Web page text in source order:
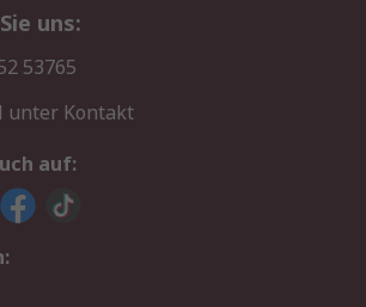
uns:
53765
unter Kontakt
auf: